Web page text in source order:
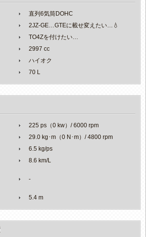
225 ps（0 kw）/ 6000 rpm
29.0 kg･m（0 N･m）/ 4800 rpm
6.5 kg/ps
8.6 km/L
-
5.4 m
直列6気筒DOHC
2JZ-GE…GTEに載せ変えたい…💧
TO4Zを付けたい…
2997 cc
ハイオク
70 L